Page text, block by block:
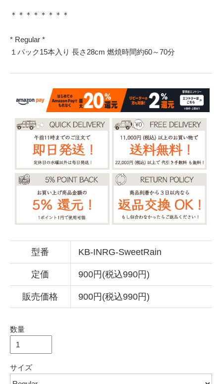
＊＊＊＊＊＊＊＊
* Regular *
１パック15本入り 長さ28cm 燃焼時間約60～70分
型番 KB-INRG-SweetRain
定価 900円(税込990円)
販売価格 900円(税込990円)
数量
サイズ